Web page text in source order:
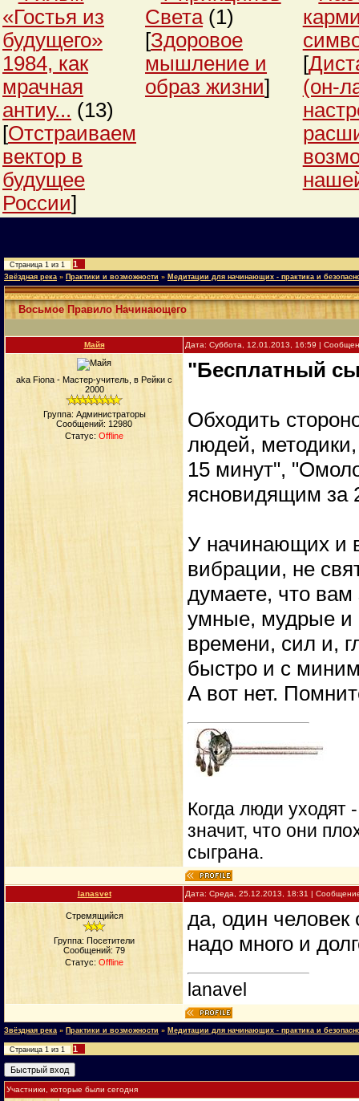
«Гостья из
будущего»
1984, как
мрачная
антиу... (13)
[Отстраиваем
вектор в
будущее
России]
Света (1)
[Здоровое
мышление и
образ жизни]
[
(он-
Страница 1 из 1 1
Звёздная река » Практики и возможности » Медитации для начинающих - практика и
Восьмое Правило Начинающего
Майя Дата: Суббота, 12.01.2013, 16:59 |
aka Fiona - Мастер-учитель, в Рейки с
2000
Группа: Администраторы
Сообщений: 12980
Статус: Offline
"Бесплатный
Обходить
людей, методики,
15 минут",
ясновидящим за
У начинающих и
вибрации, не
думаете, что вам
умные, мудрые и
времени, сил и,
быстро и с
А вот нет.
Когда люди уходят
значит, что они
сыграна.
lanasvet Дата: Среда, 25.12.2013, 18:31 |
Стремящийся
Группа: Посетители
Сообщений: 79
Статус: Offline
да, один человек
надо много и
lanavel
Звёздная река » Практики и возможности » Медитации для начинающих - практика и
Страница 1 из 1 1
Участники, которые были сегодня